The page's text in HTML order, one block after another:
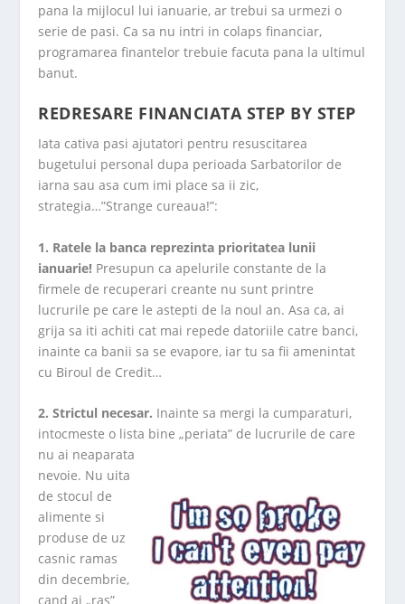
pana la mijlocul lui ianuarie, ar trebui sa urmezi o
serie de pasi. Ca sa nu intri in colaps financiar,
programarea finantelor trebuie facuta pana la ultimul
banut.
REDRESARE FINANCIATA STEP BY STEP
Iata cativa pasi ajutatori pentru resuscitarea
bugetului personal dupa perioada Sarbatorilor de
iarna sau asa cum imi place sa ii zic,
strategia…”Strange cureaua!”:
1. Ratele la banca reprezinta prioritatea lunii
ianuarie! Presupun ca apelurile constante de la
firmele de recuperari creante nu sunt printre
lucrurile pe care le astepti de la noul an. Asa ca, ai
grija sa iti achiti cat mai repede datoriile catre banci,
inainte ca banii sa se evapore, iar tu sa fii amenintat
cu Biroul de Credit…
2. Strictul necesar. Inainte sa mergi la cumparaturi,
intocmeste o lista bine „periata” de lucrurile de care
nu ai neaparata
nevoie. Nu uita
de stocul de
alimente si
produse de uz
casnic ramas
din decembrie,
cand ai „ras”